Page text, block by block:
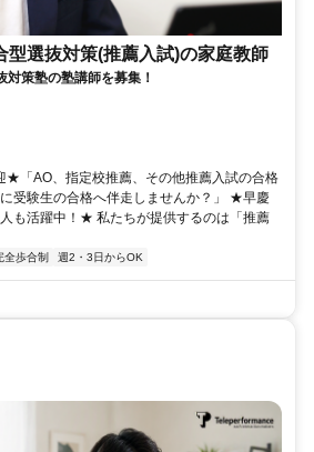
型選抜対策(推薦入試)の家庭教師
策塾の塾講師を募集！
「AO、指定校推薦、その他推薦入試の合格
受験生の合格へ伴走しませんか？」 ★早慶
も活躍中！★ 私たちが提供するのは「推薦
全歩合制 週2・3日からOK